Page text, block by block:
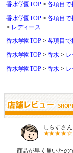
香水学園TOP
各項目で
香水学園TOP
各項目で
レディース
香水学園TOP
各項目で
香水学園TOP
香水 レ
香水学園TOP
香水 レ
MMさん
好きな香水を、い